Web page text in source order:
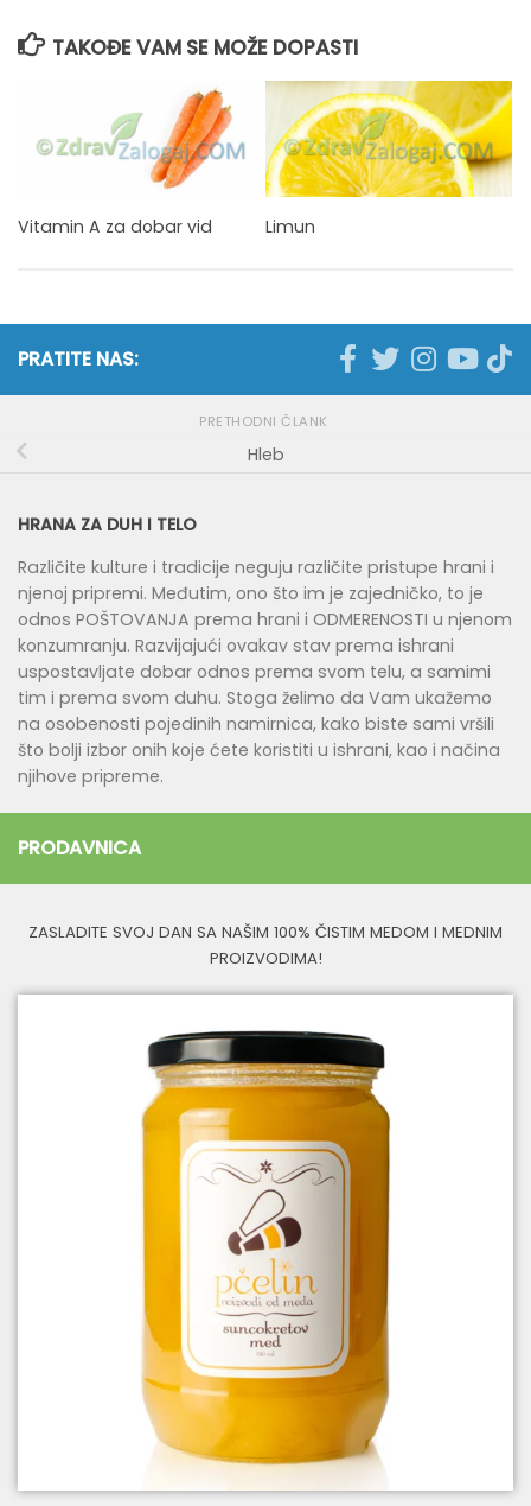
TAKOĐE VAM SE MOŽE DOPASTI
Vitamin A za dobar vid Limun
PRATITE NAS:
PRETHODNI ČLANK
Hleb
HRANA ZA DUH I TELO
Različite kulture i tradicije neguju različite pristupe hrani i
njenoj pripremi. Međutim, ono što im je zajedničko, to je
odnos POŠTOVANJA prema hrani i ODMERENOSTI u njenom
konzumranju. Razvijajući ovakav stav prema ishrani
uspostavljate dobar odnos prema svom telu, a samimi
tim i prema svom duhu. Stoga želimo da Vam ukažemo
na osobenosti pojedinih namirnica, kako biste sami vršili
što bolji izbor onih koje ćete koristiti u ishrani, kao i načina
njihove pripreme.
PRODAVNICA
ZASLADITE SVOJ DAN SA NAŠIM 100% ČISTIM MEDOM I MEDNIM
PROIZVODIMA!